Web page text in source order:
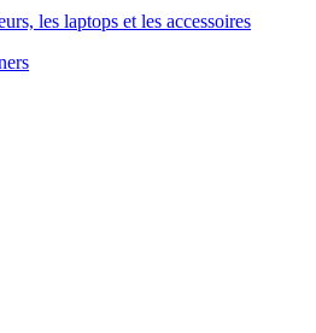
les laptops et les accessoires